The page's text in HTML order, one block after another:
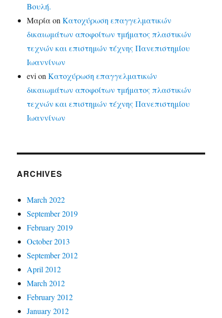
Βουλή.
ΜαρίαonΚατοχύρωση επαγγελματικών
δικαιωμάτων αποφοίτων τμήματος πλαστικών
τεχνών και επιστημών τέχνης Πανεπιστημίου
Ιωαννίνων
evi onΚατοχύρωση επαγγελματικών
δικαιωμάτων αποφοίτων τμήματος πλαστικών
τεχνών και επιστημών τέχνης Πανεπιστημίου
Ιωαννίνων
ARCHIVES
March 2022
September 2019
February 2019
October 2013
September 2012
April 2012
March 2012
February 2012
January 2012